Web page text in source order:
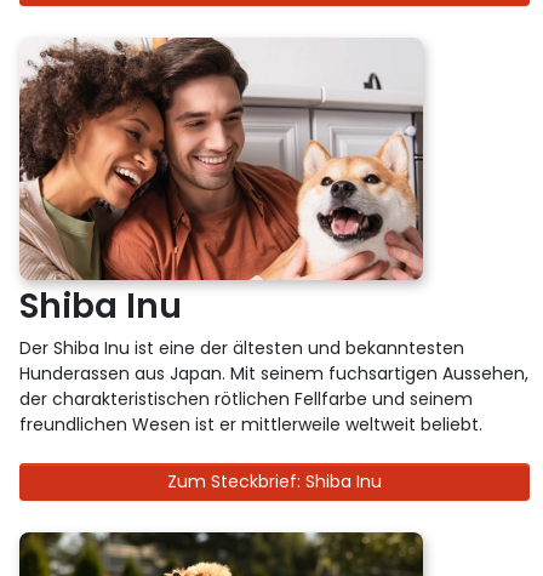
Shiba Inu
Der Shiba Inu ist eine der ältesten und bekanntesten
Hunderassen aus Japan. Mit seinem fuchsartigen Aussehen,
der charakteristischen rötlichen Fellfarbe und seinem
freundlichen Wesen ist er mittlerweile weltweit beliebt.
Zum Steckbrief: Shiba Inu